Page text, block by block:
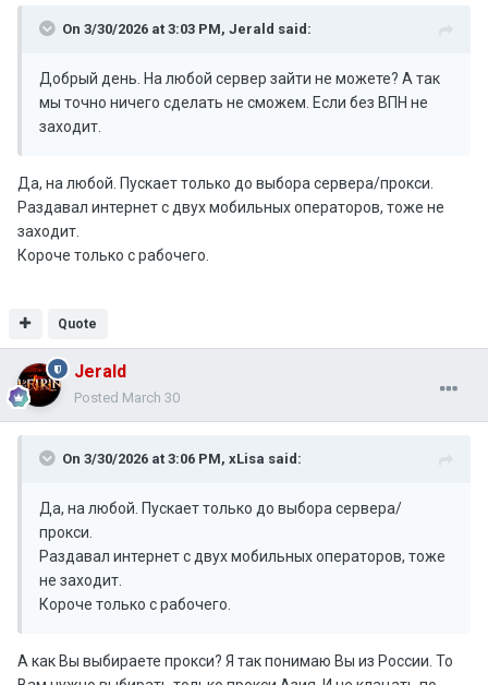
On 3/30/2026 at 3:03 PM, Jerald said:
Добрый день. На любой сервер зайти не можете? А так
мы точно ничего сделать не сможем. Если без ВПН не
заходит.
Да, на любой. Пускает только до выбора сервера/прокси.
Раздавал интернет с двух мобильных операторов, тоже не
заходит.
Короче только с рабочего.
Quote
Jerald
Posted March 30
On 3/30/2026 at 3:06 PM, xLisa said:
Да, на любой. Пускает только до выбора сервера/
прокси.
Раздавал интернет с двух мобильных операторов, тоже
не заходит.
Короче только с рабочего.
А как Вы выбираете прокси? Я так понимаю Вы из России. То